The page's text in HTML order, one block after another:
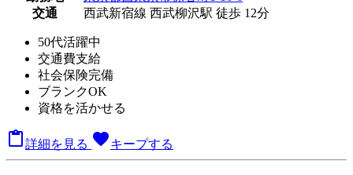
交通
西武新宿線 西武柳沢駅 徒歩 12分
50代活躍中
交通費支給
社会保険完備
ブランクOK
資格を活かせる
詳細を見る favoriteキープする